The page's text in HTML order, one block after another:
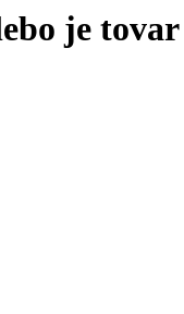
je tovar